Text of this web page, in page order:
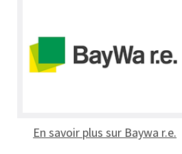
En savoir plus sur Baywa r.e.